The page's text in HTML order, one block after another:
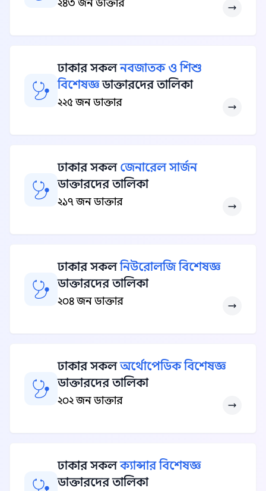
২৪৩ জন ডাক্তার
ঢাকার সকলনবজাতক ও শিশু
বিশেষজ্ঞডাক্তারদের তালিকা
২২৫ জন ডাক্তার
ঢাকার সকল জেনারেল সার্জন
ডাক্তারদের তালিকা
২১৭ জন ডাক্তার
ঢাকার সকলনিউরোলজি বিশেষজ্ঞ
ডাক্তারদের তালিকা
২০৪ জন ডাক্তার
ঢাকার সকলঅর্থোপেডিক বিশেষজ্ঞ
ডাক্তারদের তালিকা
২০২ জন ডাক্তার
ঢাকার সকলক্যান্সার বিশেষজ্ঞ
ডাক্তারদের তালিকা